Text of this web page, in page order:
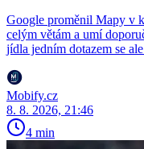
Google proměnil Mapy v
celým větám a umí
jídla jedním dotazem se
Mobify.cz
8. 8. 2026, 21:46
4 min